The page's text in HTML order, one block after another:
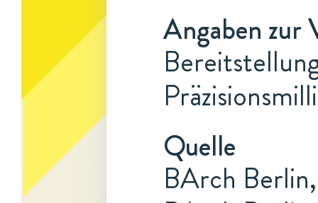
Angaben zur
Quelle
BArch